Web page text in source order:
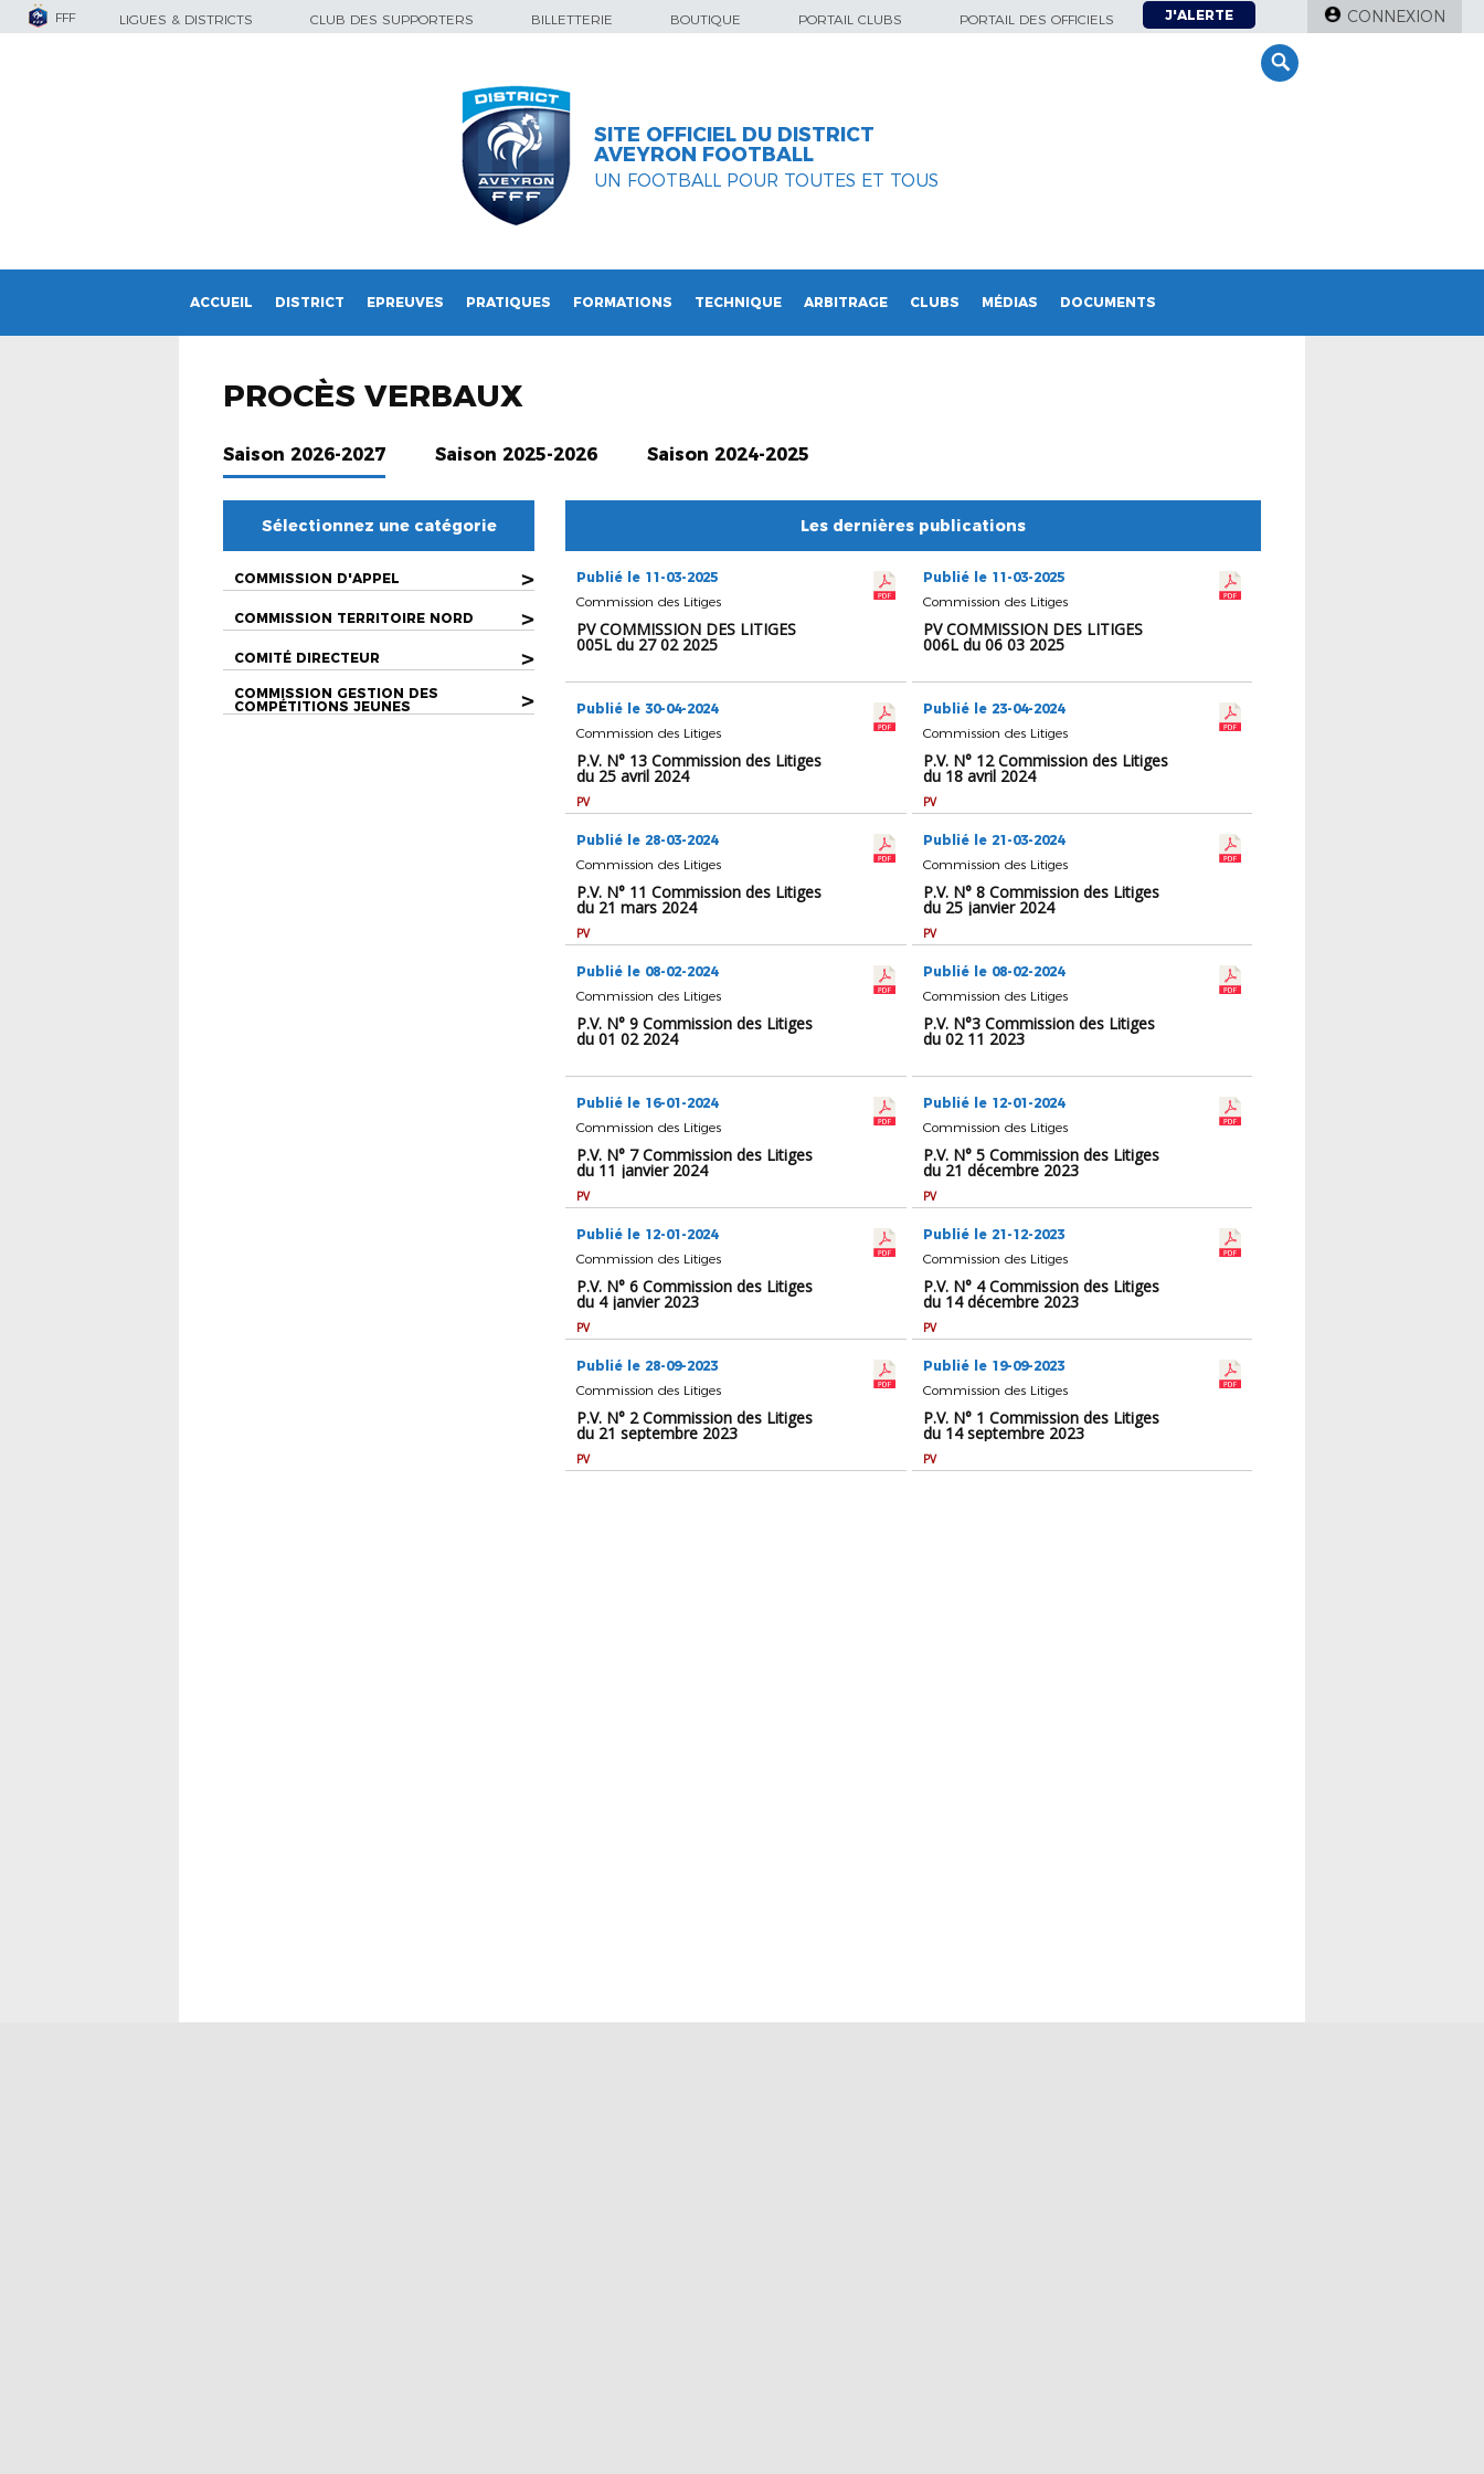
FFF LIGUES & DISTRICTS CLUB DES SUPPORTERS BILLETTERIE BOUTIQUE PORTAIL CLUBS PORTAIL DES OFFICIELS J'ALERTE CONNEXION
SITE OFFICIEL DU DISTRICT
AVEYRON FOOTBALL
UN FOOTBALL POUR TOUTES ET TOUS
ACCUEIL DISTRICT EPREUVES PRATIQUES FORMATIONS TECHNIQUE ARBITRAGE CLUBS MÉDIAS DOCUMENTS
PROCÈS VERBAUX
Saison 2026-2027 Saison 2025-2026 Saison 2024-2025
Sélectionnez une catégorie
COMMISSION D'APPEL >
COMMISSION TERRITOIRE NORD >
COMITÉ DIRECTEUR >
COMMISSION GESTION DES
COMPÉTITIONS JEUNES
>
Les dernières publications
Publié le 11-03-2025
Commission des Litiges
PV COMMISSION DES LITIGES
005L du 27 02 2025
Publié le 11-03-2025
Commission des Litiges
PV COMMISSION DES LITIGES
006L du 06 03 2025
Publié le 30-04-2024
Commission des Litiges
P.V. N° 13 Commission des Litiges
du 25 avril 2024
PV
Publié le 23-04-2024
Commission des Litiges
P.V. N° 12 Commission des Litiges
du 18 avril 2024
PV
Publié le 28-03-2024
Commission des Litiges
P.V. N° 11 Commission des Litiges
du 21 mars 2024
PV
Publié le 21-03-2024
Commission des Litiges
P.V. N° 8 Commission des Litiges
du 25 janvier 2024
PV
Publié le 08-02-2024
Commission des Litiges
P.V. N° 9 Commission des Litiges
du 01 02 2024
Publié le 08-02-2024
Commission des Litiges
P.V. N°3 Commission des Litiges
du 02 11 2023
Publié le 16-01-2024
Commission des Litiges
P.V. N° 7 Commission des Litiges
du 11 janvier 2024
PV
Publié le 12-01-2024
Commission des Litiges
P.V. N° 5 Commission des Litiges
du 21 décembre 2023
PV
Publié le 12-01-2024
Commission des Litiges
P.V. N° 6 Commission des Litiges
du 4 janvier 2023
PV
Publié le 21-12-2023
Commission des Litiges
P.V. N° 4 Commission des Litiges
du 14 décembre 2023
PV
Publié le 28-09-2023
Commission des Litiges
P.V. N° 2 Commission des Litiges
du 21 septembre 2023
PV
Publié le 19-09-2023
Commission des Litiges
P.V. N° 1 Commission des Litiges
du 14 septembre 2023
PV